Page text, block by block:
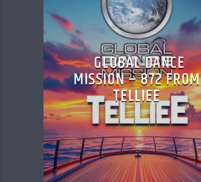
GLOBAL DANCE
MISSION – 872 FROM
TELLIEE